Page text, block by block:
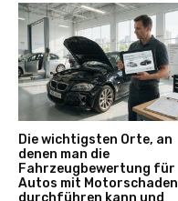
Die wichtigsten Orte, an
denen man die
Fahrzeugbewertung für
Autos mit Motorschaden
durchführen kann und